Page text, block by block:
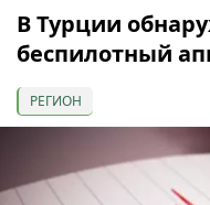
В Турции
беспилотный
РЕГИОН